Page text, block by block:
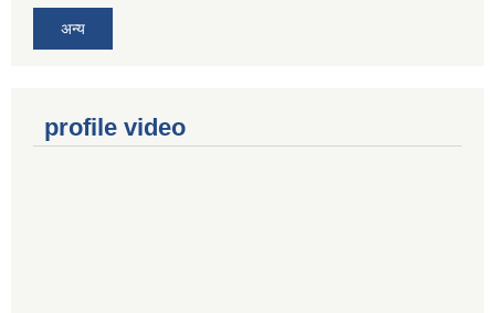
अन्य
profile video